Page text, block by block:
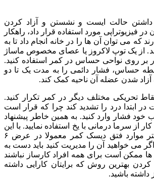
داشتن حالت ایست و نشستن و آزاد کردن
در فیزیوتراپی مورد استفاده قرار داد، راهکار
که می توان آن ها را در خانه انجام داد تا به
. از یک توپ لاکروز یا عصای مخصوص ماساژ
بر روی نواحی حساس در کمر استفاده کنید.
حساس، فشار دائمی را به مدت یک تا دو
آزاد شدن عضله آن ناحیه کمک کند.
تحریکی مختلف دیگر در کمر تکرار کنید.
در ابتدا درد را تشدید کند چرا که قرار
است
خود فشار وارد کنید. به همین خاطر
پیشنهاد
کار از سرما درمانی با یخ استفاده نمایید. با این
موارد فتق دیسک کمر معمولا در عرض ۶
اگر می خواهید آن را مدیریت کنید باید دست به
ها ممکن است برای همه افراد کارساز نباشند
کردن بهترین روش که برایتان کارایی داشته
داشته باشید.